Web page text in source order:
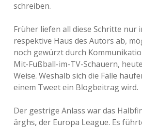
schreiben.
Früher liefen all diese Schritte nur
respektive Haus des Autors ab,
noch gewürzt durch
Mit-Fußball-im-TV-Schauern,
Weise. Weshalb sich die Fälle
einem Tweet ein Blogbeitrag wird.
Der gestrige Anlass war das
ärghs, der Europa League. Es